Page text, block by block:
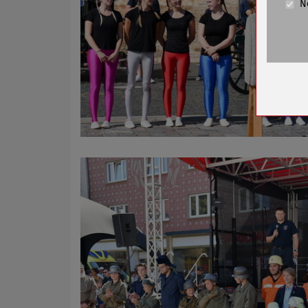
Cookie
Name
Anbieter
Zweck
Cookie
Cookie